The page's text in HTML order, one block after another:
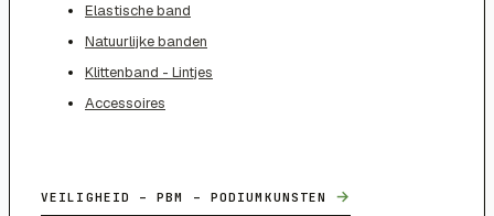
Elastische band
Natuurlijke banden
Klittenband - Lintjes
Accessoires
VEILIGHEID – PBM – PODIUMKUNSTEN →